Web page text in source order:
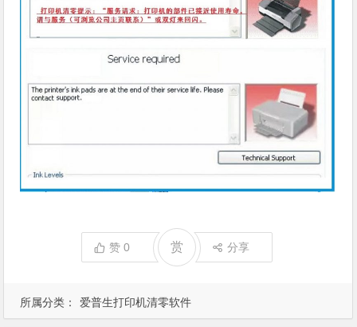
所属分类： 爱普生打印机清零软件
赞0 赏 分享